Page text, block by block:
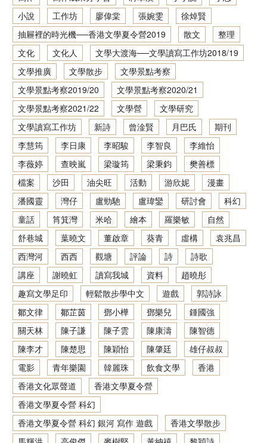
小說
工作坊 廖偉棠 張婉雯
徐焯賢
抽屜裡的時光機──香港文學夏令營2019
散文
整理
文化
文化人
文學大渡海──文學讀寫工作坊2018/19
文學推廣
文學散步
文學景點考察
文學景點考察2019/20
文學景點考察2020/21
文學景點考察2021/22
文學營
文學研究
文學讀寫工作坊
新詩 曾淦賢 月巴氏
期刊
李慧筠
李日康 李昭駿 李智良
李維怡
李薇婷
查映嵐 梁璇筠 梁秉鈞
樊善標
檔案
沙田 油尖旺 活動 游欣妮
漫畫
潘國靈
灣仔 盧勁馳 盧瑋鑾 研討會
科幻
童話
筲箕灣 米哈 繪本 羅樂敏
自然
舒巷城
葉曉文 董啟章 葵青 虛構
袁兆昌
西灣河
西西 觀塘 評論 詩
詩歌
講座
謝曉虹 讀寫我城 資料
趙曉彤
趣寫文學足印
輕鬆散步學中文 遊戲
郭詩詠
鄒文律
鄒芷茵 鄧小樺 鄧樂兒
鍾國強
關天林
陳子謙 陳子雲 陳康濤
陳智德
陳李才
陳楚思 陳穎怡 陳肇廷
雄仔叔叔
電影
青年樂園 韓麗珠 飲食文學
香港
香港文化眾聲道
香港文學夏令營
香港文學夏令營 科幻
香港文學夏令營 科幻 銀河 寫作 遊戲
香港文學散步